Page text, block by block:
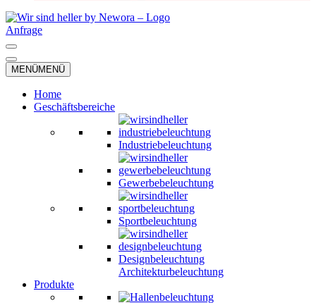
Anfrage
Navigationsmenü
Navigationsmenü
MENÜMENÜ
Home
Geschäftsbereiche
Industriebeleuchtung
Gewerbebeleuchtung
Sportbeleuchtung
Designbeleuchtung
Architekturbeleuchtung
Produkte